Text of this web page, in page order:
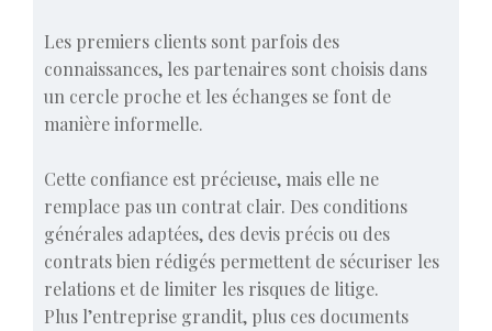
Les premiers clients sont parfois des
connaissances, les partenaires sont choisis dans
un cercle proche et les échanges se font de
manière informelle.
Cette confiance est précieuse, mais elle ne
remplace pas un contrat clair. Des conditions
générales adaptées, des devis précis ou des
contrats bien rédigés permettent de sécuriser les
relations et de limiter les risques de litige.
Plus l’entreprise grandit, plus ces documents